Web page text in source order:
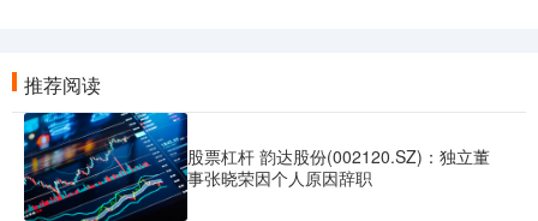
推荐阅读
股票杠杆 韵达股份(002120.SZ)：独立董
事张晓荣因个人原因辞职